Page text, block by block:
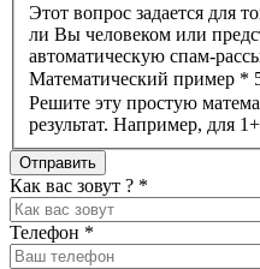
Этот вопрос задается для
ли Вы человеком или
автоматическую спам-
Математический пример *
Решите эту простую
результат. Например, для
Как вас зовут ? *
Телефон *